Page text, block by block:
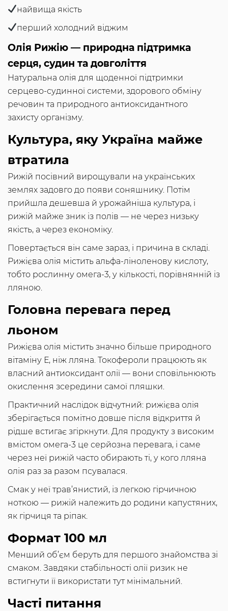
найвища якість
перший холодний віджим
Олія Рижію — природна підтримка
серця, судин та довголіття
Натуральна олія для щоденної підтримки
серцево-судинної системи, здорового обміну
речовин та природного антиоксидантного
захисту організму.
Культура, яку Україна майже
втратила
Рижій посівний вирощували на українських
землях задовго до появи соняшнику. Потім
прийшла дешевша й урожайніша культура, і
рижій майже зник із полів — не через низьку
якість, а через економіку.
Повертається він саме зараз, і причина в складі.
Рижієва олія містить альфа-ліноленову кислоту,
тобто рослинну омега-3, у кількості, порівнянній із
лляною.
Головна перевага перед
льоном
Рижієва олія містить значно більше природного
вітаміну Е, ніж лляна. Токофероли працюють як
власний антиоксидант олії — вони сповільнюють
окислення зсередини самої пляшки.
Практичний наслідок відчутний: рижієва олія
зберігається помітно довше після відкриття й
рідше встигає згіркнути. Для продукту з високим
вмістом омега-3 це серйозна перевага, і саме
через неї рижій часто обирають ті, у кого лляна
олія раз за разом псувалася.
Смак у неї трав’янистий, із легкою гірчичною
ноткою — рижій належить до родини капустяних,
як гірчиця та ріпак.
Формат 100 мл
Менший об’єм беруть для першого знайомства зі
смаком. Завдяки стабільності олії ризик не
встигнути її використати тут мінімальний.
Часті питання